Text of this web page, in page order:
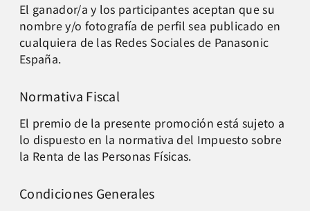
El ganador/a y los participantes aceptan que su
nombre y/o fotografía de perfil sea publicado en
cualquiera de las Redes Sociales de Panasonic
España.
Normativa Fiscal
El premio de la presente promoción está sujeto a
lo dispuesto en la normativa del Impuesto sobre
la Renta de las Personas Físicas.
Condiciones Generales